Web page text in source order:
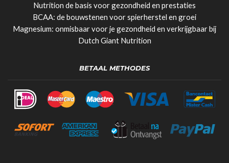
Nutrition de basis voor gezondheid en prestaties
BCAA: de bouwstenen voor spierherstel en groei
Magnesium: onmisbaar voor je gezondheid en verkrijgbaar bij
Dutch Giant Nutrition
BETAAL METHODES